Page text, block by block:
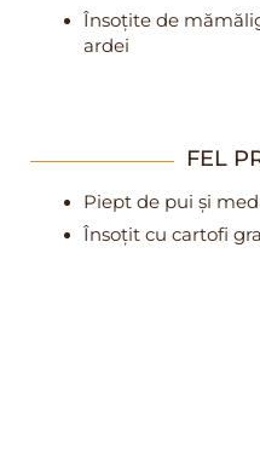
Însoțite de
ardei
FEL
Piept de pui și
Însoțit cu cartofi